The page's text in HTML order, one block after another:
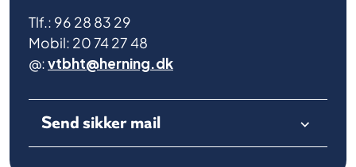
Tlf.: 96 28 83 29
Mobil: 20 74 27 48
@:vtbht@herning.dk
Send sikker mail